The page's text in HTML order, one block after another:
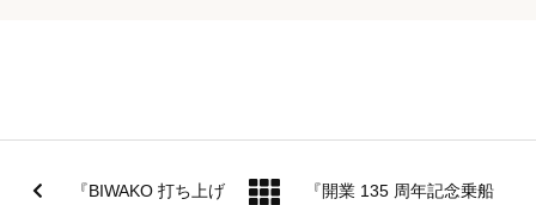
『BIWAKO 打ち上げ
『開業 135 周年記念乗船